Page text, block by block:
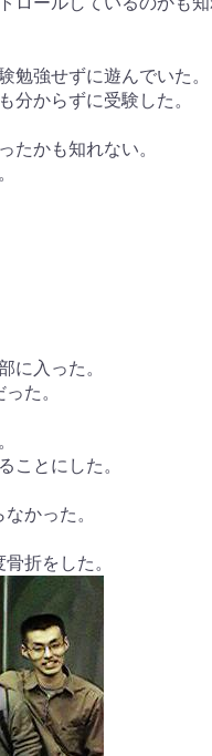
勉強せずに遊んでいた。
分からずに受験した。
たかも知れない。
に入った。
た。
ことにした。
かった。
折をした。